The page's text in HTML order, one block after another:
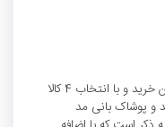
بدون وارد کردن کد تخفیف بانی مد اولین خرید و با انتخاب 4 کالا
و پوشاک بانی‌ مد